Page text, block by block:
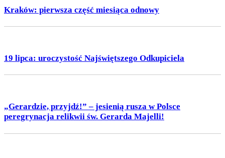
Kraków: pierwsza część miesiąca odnowy
19 lipca: uroczystość Najświętszego Odkupiciela
„Gerardzie, przyjdź!” – jesienią rusza w Polsce
peregrynacja relikwii św. Gerarda Majelli!